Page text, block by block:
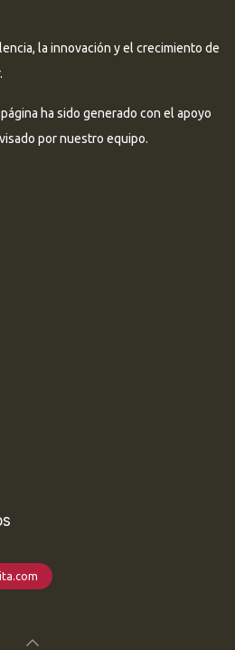
la innovación y el crecimiento de
ha sido generado con el apoyo
por nuestro equipo.